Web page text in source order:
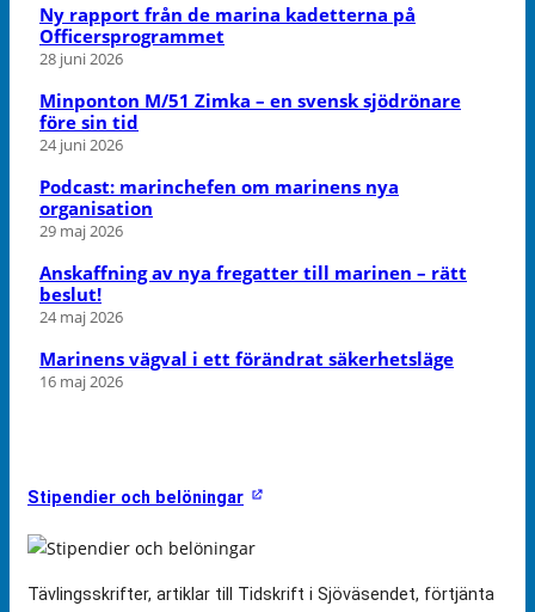
Ny rapport från de marina kadetterna på
Officersprogrammet
28 juni 2026
Minponton M/51 Zimka – en svensk sjödrönare
före sin tid
24 juni 2026
Podcast: marinchefen om marinens nya
organisation
29 maj 2026
Anskaffning av nya fregatter till marinen – rätt
beslut!
24 maj 2026
Marinens vägval i ett förändrat säkerhetsläge
16 maj 2026
Stipendier och belöningar
Tävlingsskrifter, artiklar till Tidskrift i Sjöväsendet, förtjänta